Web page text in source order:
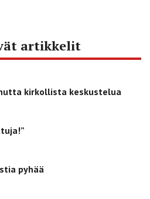
artikkelit
kirkollista keskustelua
pyhää